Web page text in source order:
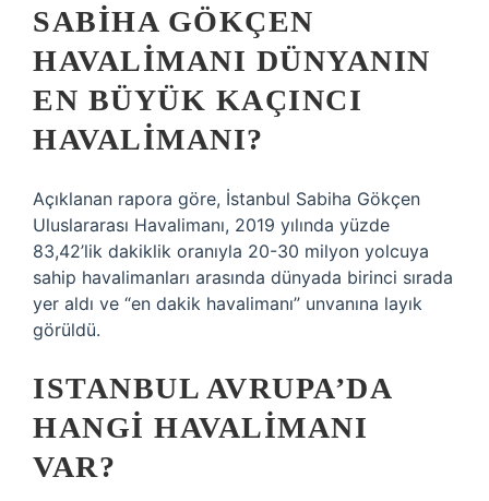
SABIHA GÖKÇEN
HAVALIMANI DÜNYANIN
EN BÜYÜK KAÇINCI
HAVALIMANI?
Açıklanan rapora göre, İstanbul Sabiha Gökçen
Uluslararası Havalimanı, 2019 yılında yüzde
83,42’lik dakiklik oranıyla 20-30 milyon yolcuya
sahip havalimanları arasında dünyada birinci sırada
yer aldı ve “en dakik havalimanı” unvanına layık
görüldü.
ISTANBUL AVRUPA’DA
HANGI HAVALIMANI
VAR?